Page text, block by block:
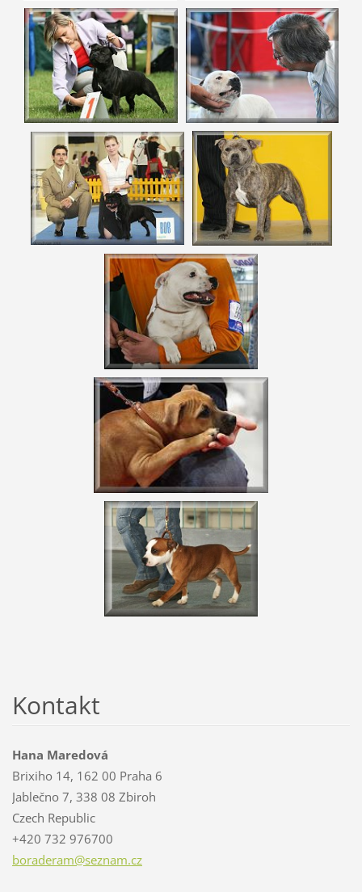
Kontakt
Hana Maredová
Brixiho 14, 162 00 Praha 6
Jablečno 7, 338 08 Zbiroh
Czech Republic
+420 732 976700
boraderam@seznam.cz